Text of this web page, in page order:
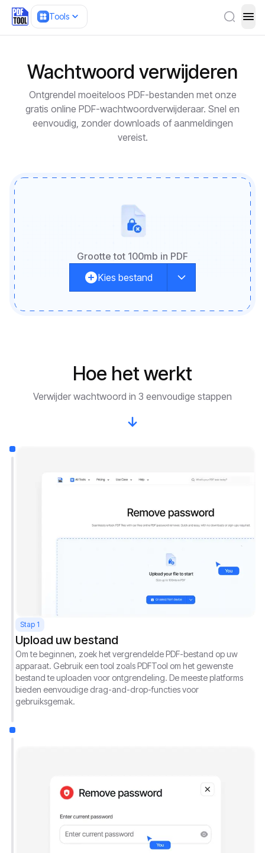
Tools
Wachtwoord verwijderen
Ontgrendel moeiteloos PDF-bestanden met onze
gratis online PDF-wachtwoordverwijderaar. Snel en
eenvoudig, zonder downloads of aanmeldingen
vereist.
Grootte tot 100mb in PDF
Kies bestand
Hoe het werkt
Verwijder wachtwoord in 3 eenvoudige stappen
Stap 1
Upload uw bestand
Om te beginnen, zoek het vergrendelde PDF-bestand op uw
apparaat. Gebruik een tool zoals PDFTool om het gewenste
bestand te uploaden voor ontgrendeling. De meeste platforms
bieden eenvoudige drag-and-drop-functies voor
gebruiksgemak.